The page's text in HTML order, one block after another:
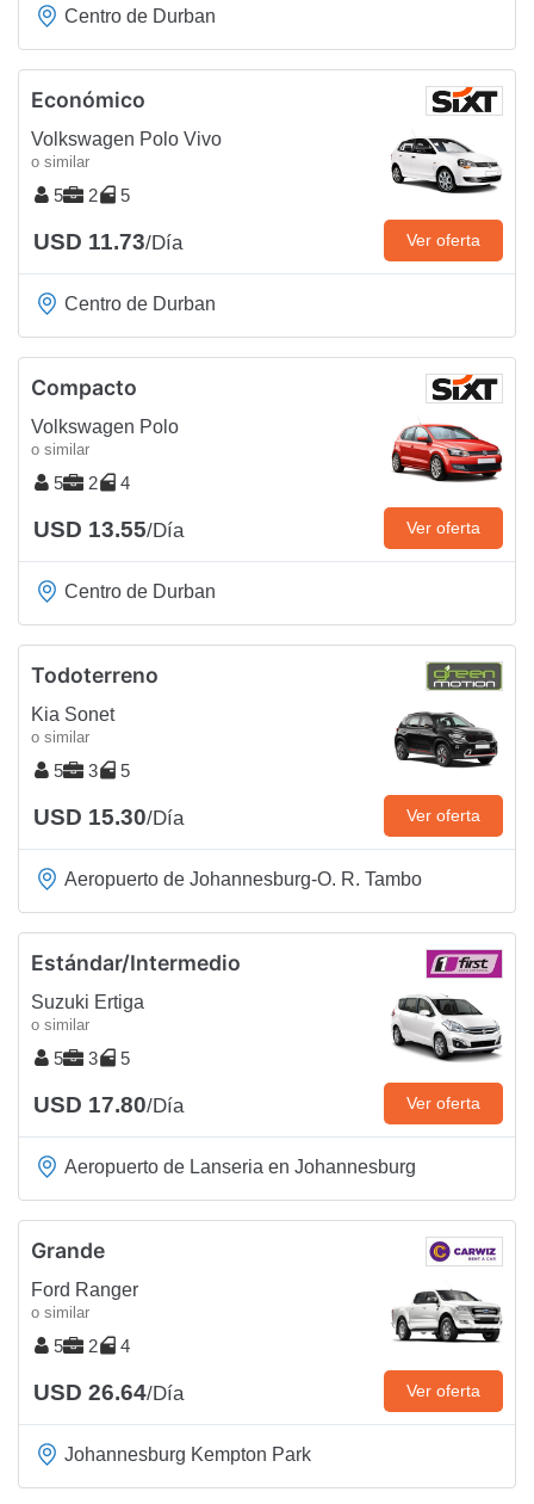
Centro de Durban
Económico
Volkswagen Polo Vivo
o similar
5 2 5
USD 11.73/Día Ver oferta
Centro de Durban
Compacto
Volkswagen Polo
o similar
5 2 4
USD 13.55/Día Ver oferta
Centro de Durban
Todoterreno
Kia Sonet
o similar
5 3 5
USD 15.30/Día Ver oferta
Aeropuerto de Johannesburg-O. R. Tambo
Estándar/Intermedio
Suzuki Ertiga
o similar
5 3 5
USD 17.80/Día Ver oferta
Aeropuerto de Lanseria en Johannesburg
Grande
Ford Ranger
o similar
5 2 4
USD 26.64/Día Ver oferta
Johannesburg Kempton Park